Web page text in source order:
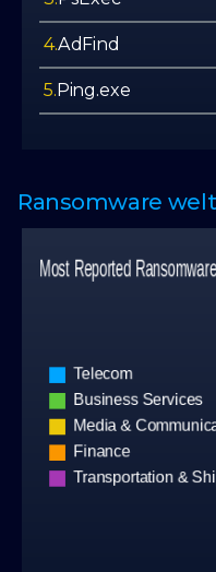
4.AdFind
5. Ping.exe
Ransomware